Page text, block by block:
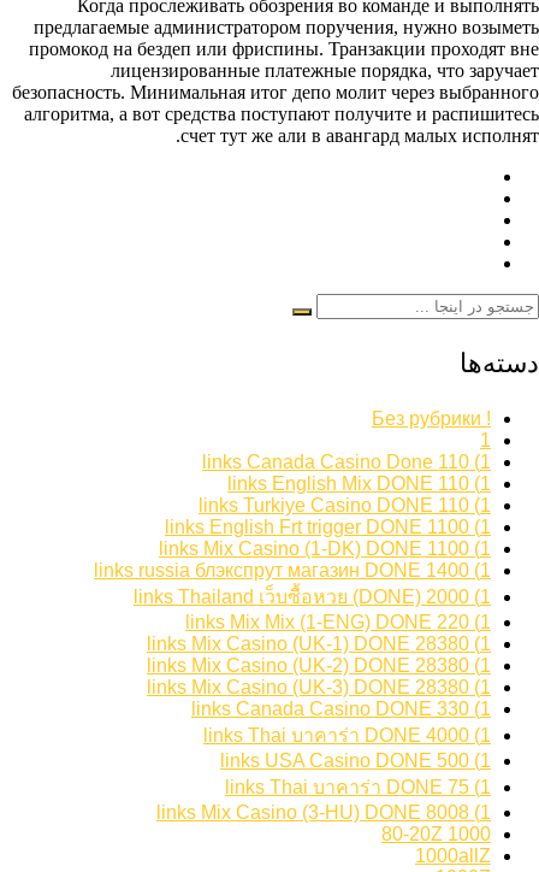
Когда прослеживать обозрения во команде и выполнять
предлагаемые администратором поручения, нужно возыметь
промокод на бездеп или фриспины. Транзакции проходят вне
лицензированные платежные порядка, что заручает
безопасность. Минимальная итог депо молит через выбранного
алгоритма, а вот средства поступают получите и распишитесь
счет тут же али в авангард малых исполнят.
دسته‌ها
! Без рубрики
1
1) 110 links Canada Casino Done
1) 110 links English Mix DONE
1) 110 links Turkiye Casino DONE
1) 1100 links English Frt trigger DONE
1) 1100 links Mix Casino (1-DK) DONE
1) 1400 links russia блэкспрут магазин DONE
1) 2000 links Thailand เว็บซื้อหวย (DONE)
1) 220 links Mix Mix (1-ENG) DONE
1) 28380 links Mix Casino (UK-1) DONE
1) 28380 links Mix Casino (UK-2) DONE
1) 28380 links Mix Casino (UK-3) DONE
1) 330 links Canada Casino DONE
1) 4000 links Thai บาคาร่า DONE
1) 500 links USA Casino DONE
1) 75 links Thai บาคาร่า DONE
1) 8008 links Mix Casino (3-HU) DONE
1000 80-20Z
1000allZ